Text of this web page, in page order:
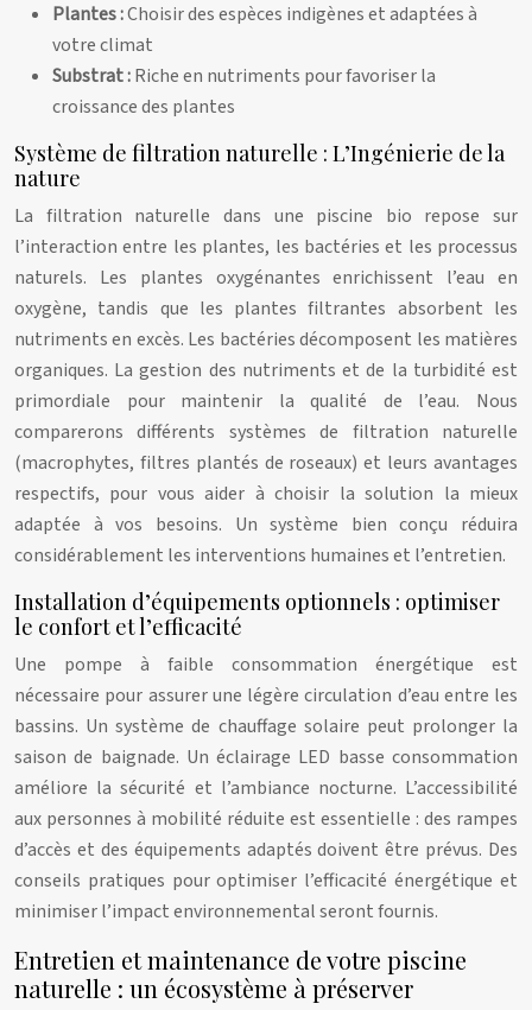
Plantes :Choisir des espèces indigènes et adaptées à
votre climat
Substrat :Riche en nutriments pour favoriser la
croissance des plantes
Système de filtration naturelle : L’Ingénierie de la
nature
La filtration naturelle dans une piscine bio repose sur
l’interaction entre les plantes, les bactéries et les processus
naturels. Les plantes oxygénantes enrichissent l’eau en
oxygène, tandis que les plantes filtrantes absorbent les
nutriments en excès. Les bactéries décomposent les matières
organiques. La gestion des nutriments et de la turbidité est
primordiale pour maintenir la qualité de l’eau. Nous
comparerons différents systèmes de filtration naturelle
(macrophytes, filtres plantés de roseaux) et leurs avantages
respectifs, pour vous aider à choisir la solution la mieux
adaptée à vos besoins. Un système bien conçu réduira
considérablement les interventions humaines et l’entretien.
Installation d’équipements optionnels : optimiser
le confort et l’efficacité
Une pompe à faible consommation énergétique est
nécessaire pour assurer une légère circulation d’eau entre les
bassins. Un système de chauffage solaire peut prolonger la
saison de baignade. Un éclairage LED basse consommation
améliore la sécurité et l’ambiance nocturne. L’accessibilité
aux personnes à mobilité réduite est essentielle : des rampes
d’accès et des équipements adaptés doivent être prévus. Des
conseils pratiques pour optimiser l’efficacité énergétique et
minimiser l’impact environnemental seront fournis.
Entretien et maintenance de votre piscine
naturelle : un écosystème à préserver